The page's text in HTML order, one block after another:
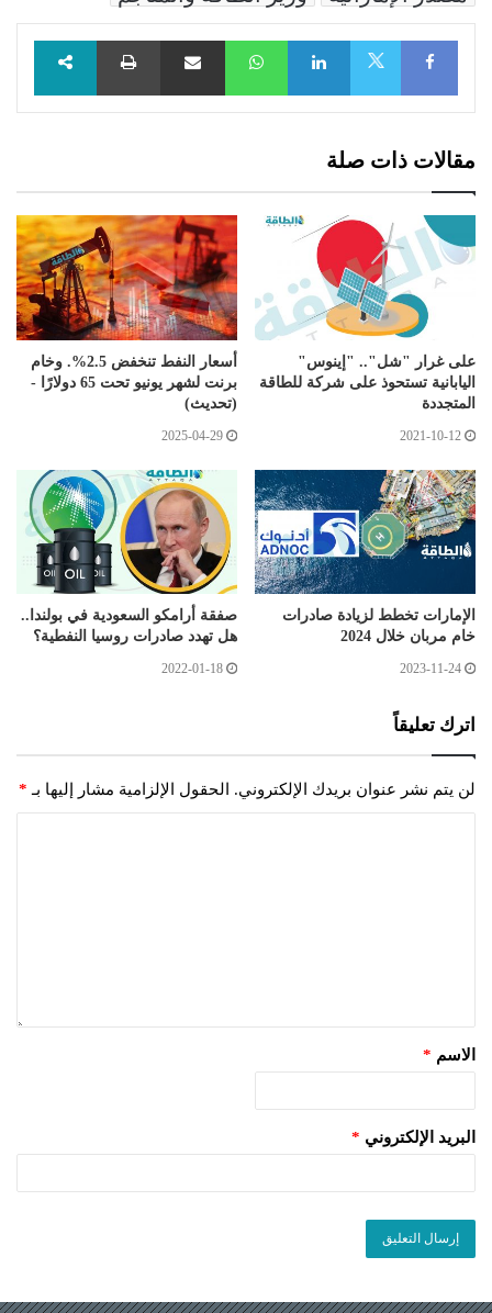
Facebook
LinkedIn
WhatsAppمشاركة عبر البريد طباعة
مقالات ذات صلة
على غرار "شل".. "إينوس"
اليابانية تستحوذ على شركة للطاقة
المتجددة
2021-10-12
أسعار النفط تنخفض 2.5%. وخام
برنت لشهر يونيو تحت 65 دولارًا -
(تحديث)
2025-04-29
الإمارات تخطط لزيادة صادرات
خام مربان خلال 2024
2023-11-24
صفقة أرامكو السعودية في بولندا..
هل تهدد صادرات روسيا النفطية؟
2022-01-18
اترك تعليقاً
لن يتم نشر عنوان بريدك الإلكتروني. الحقول الإلزامية مشار إليها بـ *
الاسم *
البريد الإلكتروني *